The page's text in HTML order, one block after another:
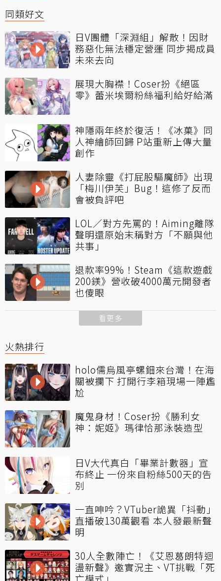
同類好文
日V團體「深淵組」解散！因財
務惡化無法穩定營運 同步揭成員
未來去向
展現大胸襟！Coser扮《絕區
零》蕾米埃爾粉絲福利給好給滿
神隱兩年終於復活！《冰菓》同
人神繪師回歸 P站重新上傳大量
創作
人妻除靈《打屁股驅魔師》出現
「梅川伊芙」Bug！這修了反而
會被負評吧
LOL／對方先罵的！Aiming離隊
聲明還原始末稱對方「不願與他
共事」
退款率99%！Steam《這款遊戲
200鎂》營收破4000萬元開發者
也傻眼
看更多
火熱排行
holo儒烏風亭螺鈿來台灣！在海
關被攔下 打開行李箱現場一陣尷
尬
魔鬼身材！Coser扮《勝利女
神：妮姬》瑪律恰那泳裝造型
日V大代真白「畢業計數器」宣
布終止 一份來自粉絲500天的告
別
一直呻吟？VTuber詭異「抖動」
直播破130萬觀看 本人發最新聲
明
30人全數陣亡！《艾恩葛朗特迴
盪新聲》邀實況主、VT挑戰「死